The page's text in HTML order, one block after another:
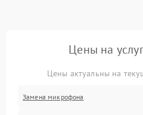
Цены на
Цены актуальны на
Замена микрофона